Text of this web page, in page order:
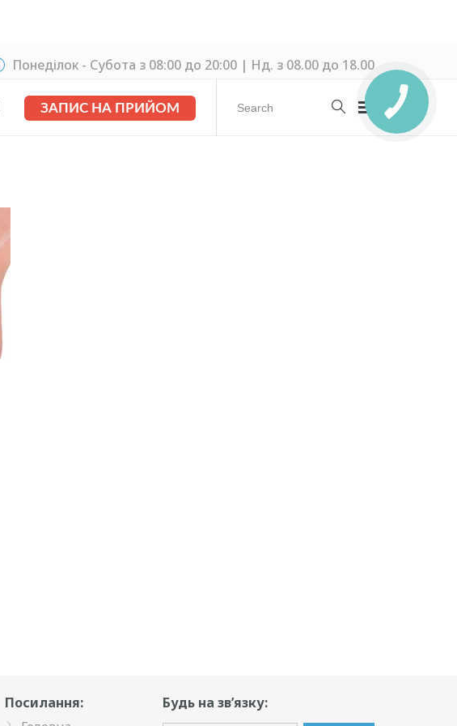
Понеділок - Cубота з 08:00 до 20:00 | Нд. з 08.00 до 18.00
ЗАПИС НА ПРИЙОМ
Посилання:
Будь на зв’язку: